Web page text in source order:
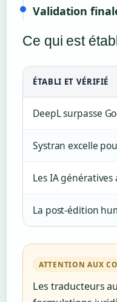
Validation
Ce qui est
ÉTABLI ET VÉRIFIÉ
DeepL surpasse
Systran excelle
Les IA
La post-édition
ATTENTION AUX
Les traducteurs